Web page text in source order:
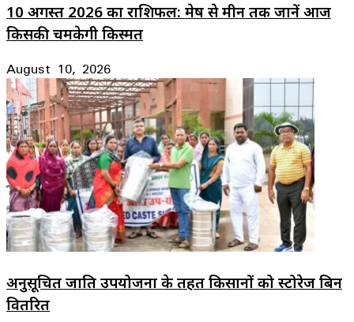
10 अगस्त 2026 का राशिफल: मेष से मीन तक जानें आज
किसकी चमकेगी किस्मत
August 10, 2026
अनुसूचित जाति उपयोजना के तहत किसानों को स्टोरेज बिन
वितरित